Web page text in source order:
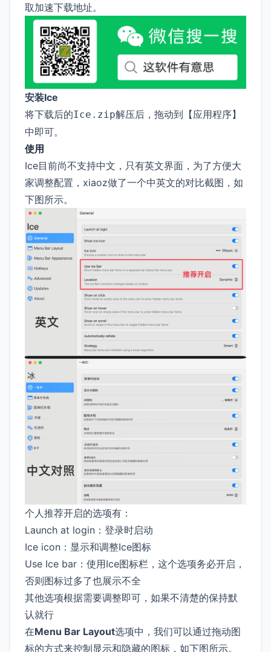
取加速下载地址。
安装Ice
将下载后的Ice.zip解压后，拖动到【应用程序】
中即可。
使用
Ice目前尚不支持中文，只有英文界面，为了方便大
家调整配置，xiaoz做了一个中英文的对比截图，如
下图所示。
个人推荐开启的选项有：
Launch at login：登录时启动
Ice icon：显示和调整Ice图标
Use Ice bar：使用Ice图标栏，这个选项务必开启，
否则图标过多了也展示不全
其他选项根据需要调整即可，如果不清楚的保持默
认就行
在Menu Bar Layout选项中，我们可以通过拖动图
标的方式来控制显示和隐藏的图标，如下图所示。